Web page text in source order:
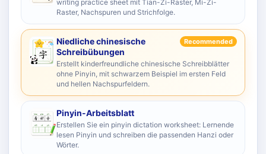
writing practice sheet mit Tian-Zi-Raster, Mi-Zi-
Raster, Nachspuren und Strichfolge.
Niedliche chinesische
Schreibübungen
Recommended
Erstellt kinderfreundliche chinesische Schreibblätter
ohne Pinyin, mit schwarzem Beispiel im ersten Feld
und hellen Nachspurfeldern.
Pinyin-Arbeitsblatt
Erstellen Sie ein pinyin dictation worksheet: Lernende
lesen Pinyin und schreiben die passenden Hanzi oder
Wörter.